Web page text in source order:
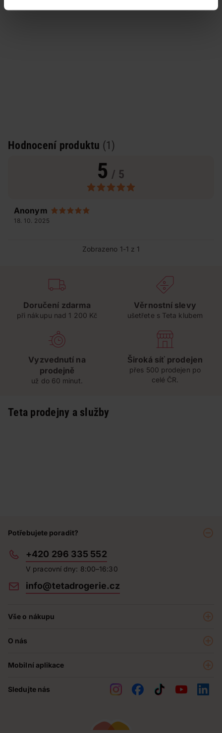
Hodnocení produktu (1)
5 / 5
Anonym
18. 10. 2025
Zobrazeno 1-1 z 1
Doručení zdarma
při nákupu nad 1 200 Kč
Věrnostní slevy
ušetřete s Teta klubem
Vyzvednutí na
prodejně
už do 60 minut.
Široká síť prodejen
přes 500 prodejen po
celé ČR.
Teta prodejny a služby
Potřebujete poradit?
+420 296 335 552
V pracovní dny: 8:00–16:30
info@tetadrogerie.cz
Vše o nákupu
Prodejny
Obchodní podmínky
O nás
Teta pomáhá
Mobilní aplikace
Sledujte nás